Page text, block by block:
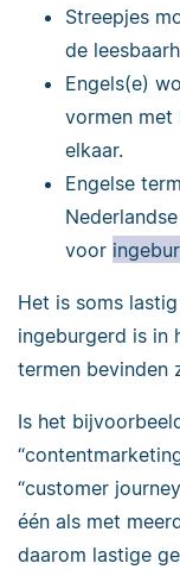
Streepjes
de
Engels(e)
vormen met
elkaar.
Engelse
voor
Het is soms
ingeburgerd is in
termen bevinden
Is het
“customer
één als met
daarom lastige